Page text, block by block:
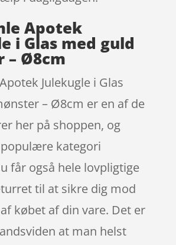
Apotek
i Glas med guld
– Ø8cm
Julekugle i Glas
– Ø8cm er en af de
her på shoppen, og
kategori
får også hele lovpligtige
til at sikre dig mod
købet af din vare. Det er
at man helst